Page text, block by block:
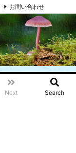
Next Search
お問い合わせ